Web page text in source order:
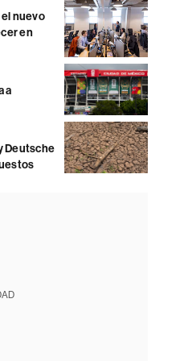
nuevo
en
a
Deutsche